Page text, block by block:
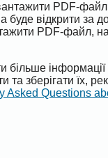
PDF-
буде відкрити за
PDF-файл,
більше
та зберігати їх,
Asked Questions